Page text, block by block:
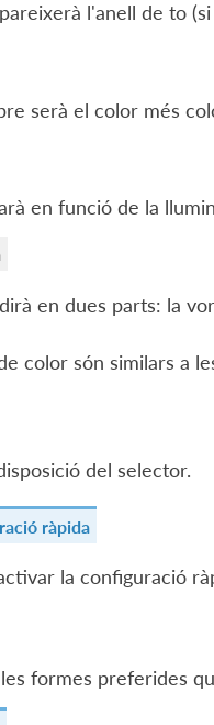
l'anell de to (si
serà el color més
en funció de la
en dues parts: la
color són similars a
del selector.
ràpida
la configuració
formes preferides